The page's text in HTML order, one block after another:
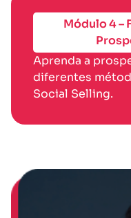
Módulo 4 –
Aprenda a
diferentes
Social Selling.